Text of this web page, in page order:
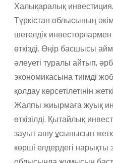
Халықаралық
Түркістан облысының
шетелдік
өткізді. Өңір басшысы
әлеуеті туралы айтып,
экономикасына тиімді
қолдау көрсетілетінін
Жалпы жиырмаға жуық
өткізілді. Қытайлық
зауыт ашу ұсынысын
көрші елдердегі нарықты